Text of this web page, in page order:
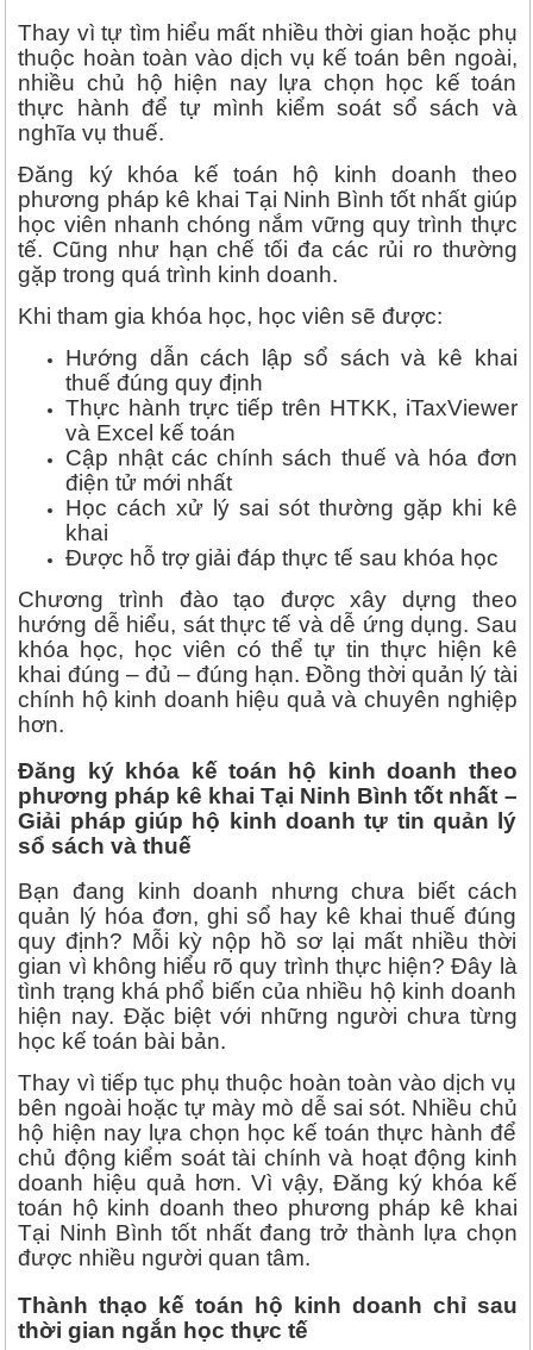
Thay vì tự tìm hiểu mất nhiều thời gian hoặc phụ
thuộc hoàn toàn vào dịch vụ kế toán bên ngoài,
nhiều chủ hộ hiện nay lựa chọn học kế toán
thực hành để tự mình kiểm soát sổ sách và
nghĩa vụ thuế.
Đăng ký khóa kế toán hộ kinh doanh theo
phương pháp kê khai Tại Ninh Bình tốt nhất giúp
học viên nhanh chóng nắm vững quy trình thực
tế. Cũng như hạn chế tối đa các rủi ro thường
gặp trong quá trình kinh doanh.
Khi tham gia khóa học, học viên sẽ được:
Hướng dẫn cách lập sổ sách và kê khai
thuế đúng quy định
Thực hành trực tiếp trên HTKK, iTaxViewer
và Excel kế toán
Cập nhật các chính sách thuế và hóa đơn
điện tử mới nhất
Học cách xử lý sai sót thường gặp khi kê
khai
Được hỗ trợ giải đáp thực tế sau khóa học
Chương trình đào tạo được xây dựng theo
hướng dễ hiểu, sát thực tế và dễ ứng dụng. Sau
khóa học, học viên có thể tự tin thực hiện kê
khai đúng – đủ – đúng hạn. Đồng thời quản lý tài
chính hộ kinh doanh hiệu quả và chuyên nghiệp
hơn.
Đăng ký khóa kế toán hộ kinh doanh theo
phương pháp kê khai Tại Ninh Bình tốt nhất –
Giải pháp giúp hộ kinh doanh tự tin quản lý
sổ sách và thuế
Bạn đang kinh doanh nhưng chưa biết cách
quản lý hóa đơn, ghi sổ hay kê khai thuế đúng
quy định? Mỗi kỳ nộp hồ sơ lại mất nhiều thời
gian vì không hiểu rõ quy trình thực hiện? Đây là
tình trạng khá phổ biến của nhiều hộ kinh doanh
hiện nay. Đặc biệt với những người chưa từng
học kế toán bài bản.
Thay vì tiếp tục phụ thuộc hoàn toàn vào dịch vụ
bên ngoài hoặc tự mày mò dễ sai sót. Nhiều chủ
hộ hiện nay lựa chọn học kế toán thực hành để
chủ động kiểm soát tài chính và hoạt động kinh
doanh hiệu quả hơn. Vì vậy, Đăng ký khóa kế
toán hộ kinh doanh theo phương pháp kê khai
Tại Ninh Bình tốt nhất đang trở thành lựa chọn
được nhiều người quan tâm.
Thành thạo kế toán hộ kinh doanh chỉ sau
thời gian ngắn học thực tế